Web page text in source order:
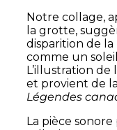
Notre collage,
la grotte,
disparition de
comme un
L’illustration de
et provient de
Légendes
La pièce